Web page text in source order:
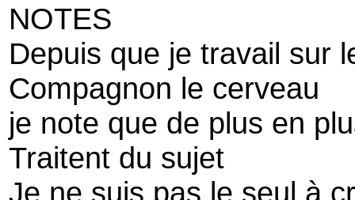
NOTES
Depuis que je travail sur
Compagnon le cerveau
je note que de plus en
Traitent du sujet
Je ne suis pas le seul à